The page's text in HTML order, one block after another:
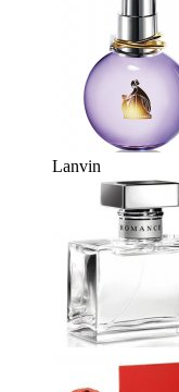
Lanvin